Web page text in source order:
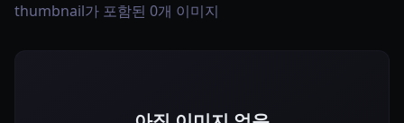
thumbnail가 포함된 0개 이미지